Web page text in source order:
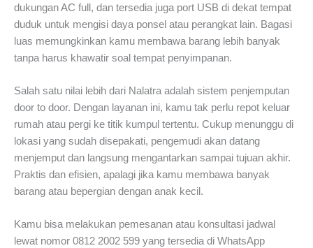
dukungan AC full, dan tersedia juga port USB di dekat tempat
duduk untuk mengisi daya ponsel atau perangkat lain. Bagasi
luas memungkinkan kamu membawa barang lebih banyak
tanpa harus khawatir soal tempat penyimpanan.
Salah satu nilai lebih dari Nalatra adalah sistem penjemputan
door to door. Dengan layanan ini, kamu tak perlu repot keluar
rumah atau pergi ke titik kumpul tertentu. Cukup menunggu di
lokasi yang sudah disepakati, pengemudi akan datang
menjemput dan langsung mengantarkan sampai tujuan akhir.
Praktis dan efisien, apalagi jika kamu membawa banyak
barang atau bepergian dengan anak kecil.
Kamu bisa melakukan pemesanan atau konsultasi jadwal
lewat nomor 0812 2002 599 yang tersedia di WhatsApp